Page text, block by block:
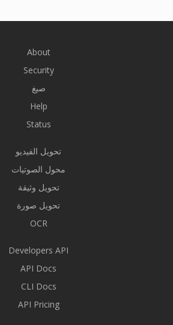
About
Security
صيغ
Help
Status
تحويل الفيديو
محول الصوتيات
تحويل وثيقة
تحويل صورة
OCR
Developers API
API Docs
CLI Docs
API Pricing